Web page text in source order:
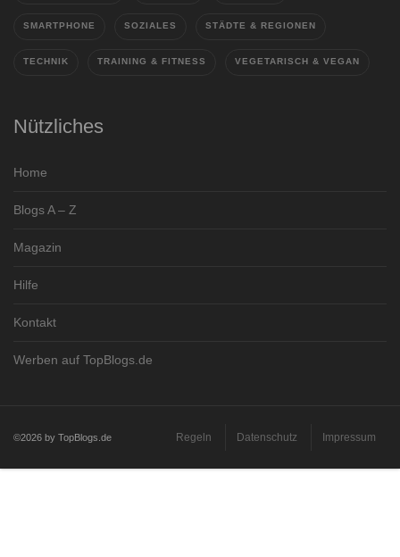
SMARTPHONE SOZIALES STÄDTE & REGIONEN
TECHNIK TRAINING & FITNESS VEGETARISCH & VEGAN
Nützliches
Home
Blogs A – Z
Magazin
Hilfe
Kontakt
Werben auf TopBlogs.de
©2026 by TopBlogs.de Regeln Datenschutz Impressum